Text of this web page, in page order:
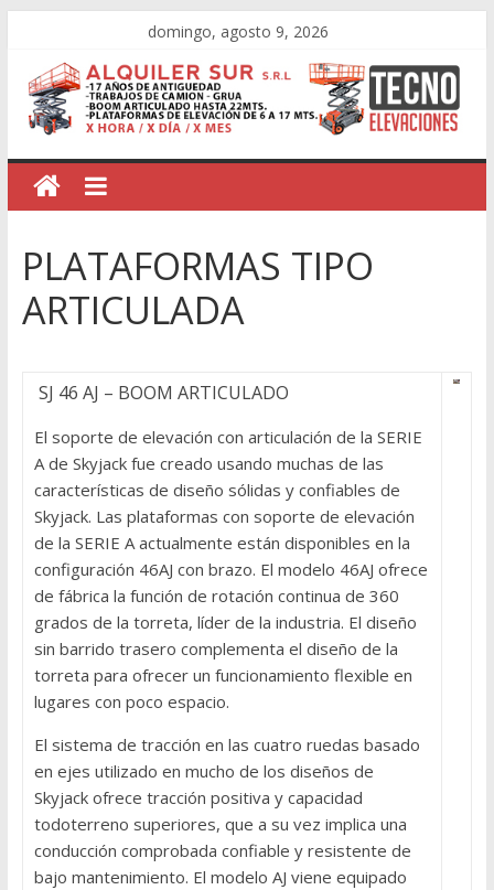
domingo, agosto 9, 2026
PLATAFORMAS TIPO
ARTICULADA
SJ 46 AJ – BOOM ARTICULADO
El soporte de elevación con articulación de la SERIE
A de Skyjack fue creado usando muchas de las
características de diseño sólidas y confiables de
Skyjack. Las plataformas con soporte de elevación
de la SERIE A actualmente están disponibles en la
configuración 46AJ con brazo. El modelo 46AJ ofrece
de fábrica la función de rotación continua de 360
grados de la torreta, líder de la industria. El diseño
sin barrido trasero complementa el diseño de la
torreta para ofrecer un funcionamiento flexible en
lugares con poco espacio.
El sistema de tracción en las cuatro ruedas basado
en ejes utilizado en mucho de los diseños de
Skyjack ofrece tracción positiva y capacidad
todoterreno superiores, que a su vez implica una
conducción comprobada confiable y resistente de
bajo mantenimiento. El modelo AJ viene equipado